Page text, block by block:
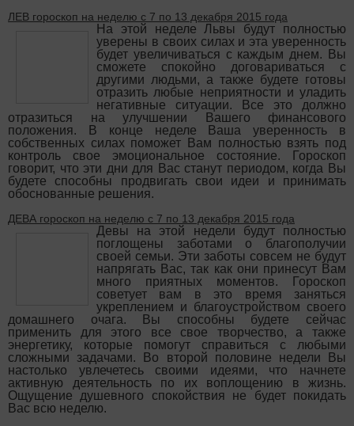
ЛЕВ гороскоп на неделю с 7 по 13 декабря 2015 года
На этой неделе Львы будут полностью
уверены в своих силах и эта уверенность
будет увеличиваться с каждым днем. Вы
сможете спокойно договариваться с
другими людьми, а также будете готовы
отразить любые неприятности и уладить
негативные ситуации. Все это должно
отразиться на улучшении Вашего финансового
положения. В конце неделе Ваша уверенность в
собственных силах поможет Вам полностью взять под
контроль свое эмоциональное состояние. Гороскоп
говорит, что эти дни для Вас станут периодом, когда Вы
будете способны продвигать свои идеи и принимать
обоснованные решения.
ДЕВА гороскоп на неделю с 7 по 13 декабря 2015 года
Девы на этой недели будут полностью
поглощены заботами о благополучии
своей семьи. Эти заботы совсем не будут
напрягать Вас, так как они принесут Вам
много приятных моментов. Гороскоп
советует вам в это время заняться
укреплением и благоустройством своего
домашнего очага. Вы способны будете сейчас
применить для этого все свое творчество, а также
энергетику, которые помогут справиться с любыми
сложными задачами. Во второй половине недели Вы
настолько увлечетесь своими идеями, что начнете
активную деятельность по их воплощению в жизнь.
Ощущение душевного спокойствия не будет покидать
Вас всю неделю.